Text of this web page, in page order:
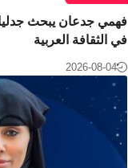
فهمي جدعان يبحث
في الثقافة العربية
2026-08-04